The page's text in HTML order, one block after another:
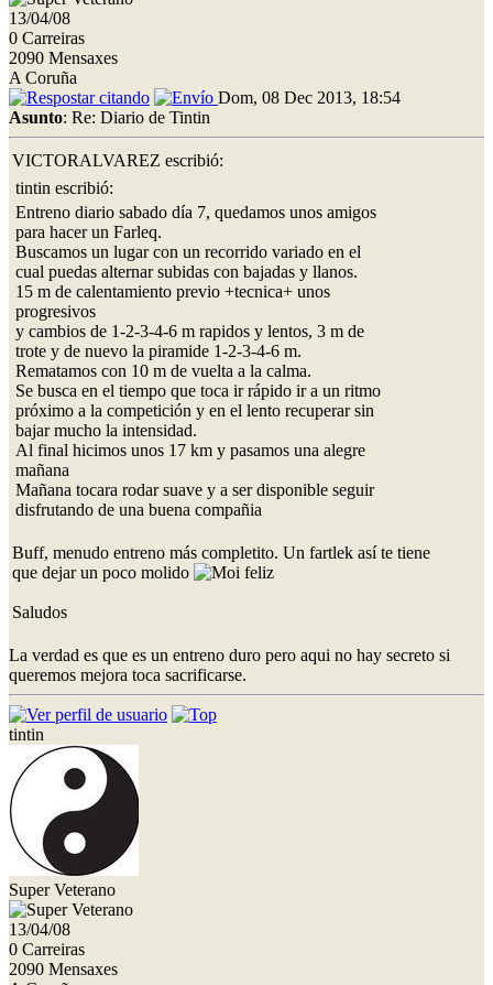
13/04/08
0 Carreiras
2090 Mensaxes
A Coruña
Dom, 08 Dec 2013, 18:54
Asunto: Re: Diario de Tintin
VICTORALVAREZ escribió:
tintin escribió:
Entreno diario sabado día 7, quedamos unos amigos
para hacer un Farleq.
Buscamos un lugar con un recorrido variado en el
cual puedas alternar subidas con bajadas y llanos.
15 m de calentamiento previo +tecnica+ unos
progresivos
y cambios de 1-2-3-4-6 m rapidos y lentos, 3 m de
trote y de nuevo la piramide 1-2-3-4-6 m.
Rematamos con 10 m de vuelta a la calma.
Se busca en el tiempo que toca ir rápido ir a un ritmo
próximo a la competición y en el lento recuperar sin
bajar mucho la intensidad.
Al final hicimos unos 17 km y pasamos una alegre
mañana
Mañana tocara rodar suave y a ser disponible seguir
disfrutando de una buena compañia
Buff, menudo entreno más completito. Un fartlek así te tiene
que dejar un poco molido
Saludos
La verdad es que es un entreno duro pero aqui no hay secreto si
queremos mejora toca sacrificarse.
tintin
Super Veterano
13/04/08
0 Carreiras
2090 Mensaxes